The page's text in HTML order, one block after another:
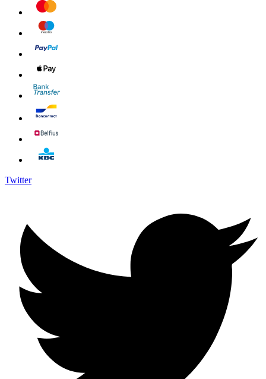
Twitter